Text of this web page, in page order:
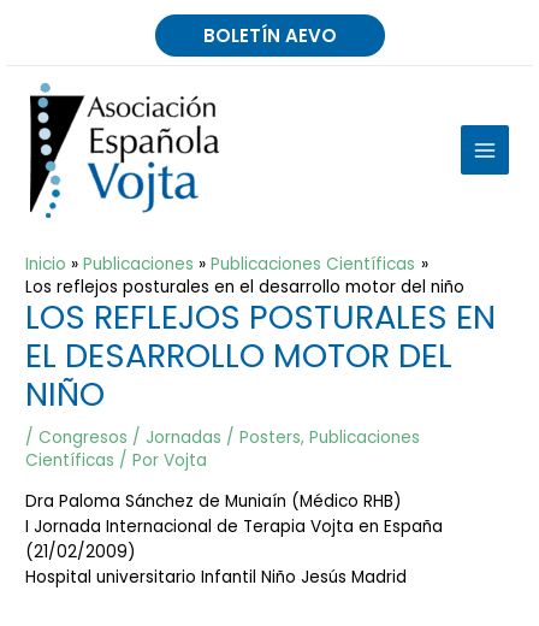
BOLETÍN AEVO
MAIN
Inicio Publicaciones
Publicaciones Científicas
Los reflejos posturales en el desarrollo motor del niño
LOS REFLEJOS POSTURALES EN
EL DESARROLLO MOTOR DEL
NIÑO
/Congresos / Jornadas / Posters,Publicaciones
Científicas / PorVojta
Dra Paloma Sánchez de Muniaín (Médico RHB)
I Jornada Internacional de Terapia Vojta en España
(21/02/2009)
Hospital universitario Infantil Niño Jesús Madrid